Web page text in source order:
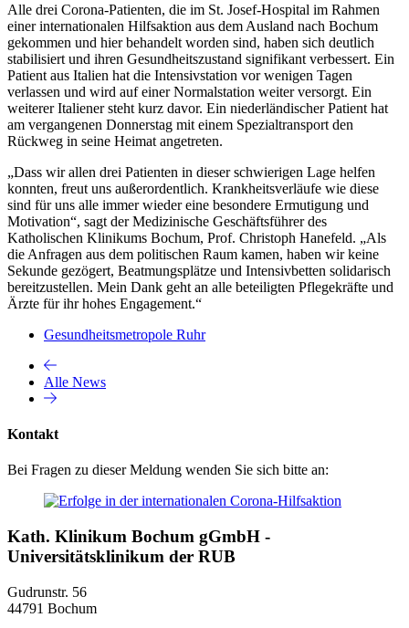
Alle drei Corona-Patienten, die im St. Josef-Hospital im Rahmen
einer internationalen Hilfsaktion aus dem Ausland nach Bochum
gekommen und hier behandelt worden sind, haben sich deutlich
stabilisiert und ihren Gesundheitszustand signifikant verbessert. Ein
Patient aus Italien hat die Intensivstation vor wenigen Tagen
verlassen und wird auf einer Normalstation weiter versorgt. Ein
weiterer Italiener steht kurz davor. Ein niederländischer Patient hat
am vergangenen Donnerstag mit einem Spezialtransport den
Rückweg in seine Heimat angetreten.
„Dass wir allen drei Patienten in dieser schwierigen Lage helfen
konnten, freut uns außerordentlich. Krankheitsverläufe wie diese
sind für uns alle immer wieder eine besondere Ermutigung und
Motivation“, sagt der Medizinische Geschäftsführer des
Katholischen Klinikums Bochum, Prof. Christoph Hanefeld. „Als
die Anfragen aus dem politischen Raum kamen, haben wir keine
Sekunde gezögert, Beatmungsplätze und Intensivbetten solidarisch
bereitzustellen. Mein Dank geht an alle beteiligten Pflegekräfte und
Ärzte für ihr hohes Engagement.“
Gesundheitsmetropole Ruhr
Alle News
Kontakt
Bei Fragen zu dieser Meldung wenden Sie sich bitte an:
Kath. Klinikum Bochum gGmbH -
Universitätsklinikum der RUB
Gudrunstr. 56
44791 Bochum